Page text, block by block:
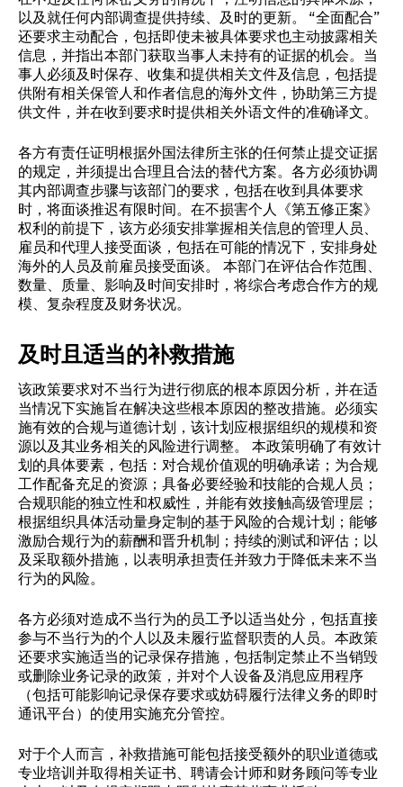
以及就任何内部调查提供持续、及时的更新。 “全面配合”
还要求主动配合，包括即使未被具体要求也主动披露相关
信息，并指出本部门获取当事人未持有的证据的机会。当
事人必须及时保存、收集和提供相关文件及信息，包括提
供附有相关保管人和作者信息的海外文件，协助第三方提
供文件，并在收到要求时提供相关外语文件的准确译文。
各方有责任证明根据外国法律所主张的任何禁止提交证据
的规定，并须提出合理且合法的替代方案。各方必须协调
其内部调查步骤与该部门的要求，包括在收到具体要求
时，将面谈推迟有限时间。在不损害个人《第五修正案》
权利的前提下，该方必须安排掌握相关信息的管理人员、
雇员和代理人接受面谈，包括在可能的情况下，安排身处
海外的人员及前雇员接受面谈。 本部门在评估合作范围、
数量、质量、影响及时间安排时，将综合考虑合作方的规
模、复杂程度及财务状况。
及时且适当的补救措施
该政策要求对不当行为进行彻底的根本原因分析，并在适
当情况下实施旨在解决这些根本原因的整改措施。必须实
施有效的合规与道德计划，该计划应根据组织的规模和资
源以及其业务相关的风险进行调整。 本政策明确了有效计
划的具体要素，包括：对合规价值观的明确承诺；为合规
工作配备充足的资源；具备必要经验和技能的合规人员；
合规职能的独立性和权威性，并能有效接触高级管理层；
根据组织具体活动量身定制的基于风险的合规计划；能够
激励合规行为的薪酬和晋升机制；持续的测试和评估；以
及采取额外措施，以表明承担责任并致力于降低未来不当
行为的风险。
各方必须对造成不当行为的员工予以适当处分，包括直接
参与不当行为的个人以及未履行监督职责的人员。本政策
还要求实施适当的记录保存措施，包括制定禁止不当销毁
或删除业务记录的政策，并对个人设备及消息应用程序
（包括可能影响记录保存要求或妨碍履行法律义务的即时
通讯平台）的使用实施充分管控。
对于个人而言，补救措施可能包括接受额外的职业道德或
专业培训并取得相关证书、聘请会计师和财务顾问等专业